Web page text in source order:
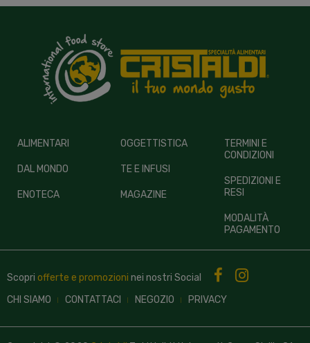
ALIMENTARI
DAL MONDO
ENOTECA
OGGETTISTICA
TE E INFUSI
MAGAZINE
TERMINI E
CONDIZIONI
SPEDIZIONI E
RESI
MODALITÀ
PAGAMENTO
Scopri offerte e promozioni nei nostri Social
CHI SIAMO
CONTATTACI NEGOZIO PRIVACY